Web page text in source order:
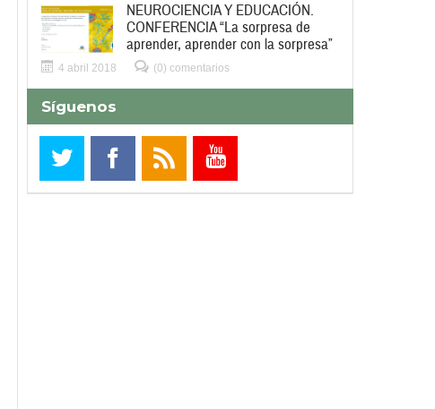
NEUROCIENCIA Y EDUCACIÓN.
CONFERENCIA “La sorpresa de
aprender, aprender con la sorpresa”
4 abril 2018 (0) comentarios
Síguenos